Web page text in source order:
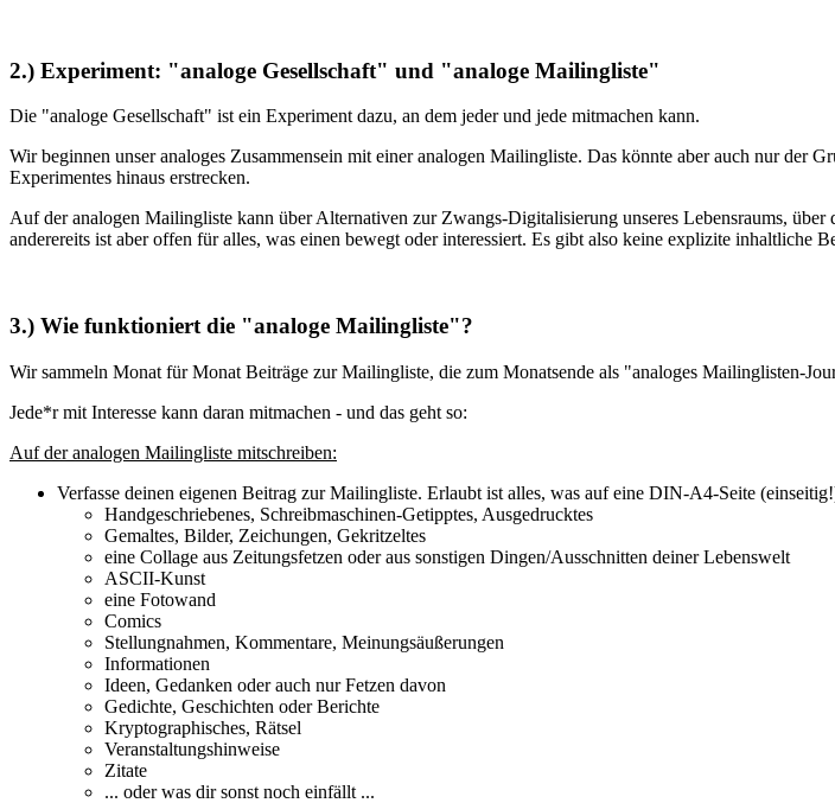
2.) Experiment: "analoge Gesellschaft" und "analoge Mailingliste"
Die "analoge Gesellschaft" ist ein Experiment dazu, an dem jeder und jede mitmachen kann.
Wir beginnen unser analoges Zusammensein mit einer analogen Mailingliste. Das könnte aber auch nur der
Experimentes hinaus erstrecken.
Auf der analogen Mailingliste kann über Alternativen zur Zwangs-Digitalisierung unseres Lebensraums,
anderereits ist aber offen für alles, was einen bewegt oder interessiert. Es gibt also keine explizite inhaltliche
3.) Wie funktioniert die "analoge Mailingliste"?
Wir sammeln Monat für Monat Beiträge zur Mailingliste, die zum Monatsende als "analoges Mailinglisten-
Jede*r mit Interesse kann daran mitmachen - und das geht so:
Auf der analogen Mailingliste mitschreiben:
Verfasse deinen eigenen Beitrag zur Mailingliste. Erlaubt ist alles, was auf eine DIN-A4-Seite
Handgeschriebenes, Schreibmaschinen-Getipptes, Ausgedrucktes
Gemaltes, Bilder, Zeichungen, Gekritzeltes
eine Collage aus Zeitungsfetzen oder aus sonstigen Dingen/Ausschnitten deiner Lebenswelt
ASCII-Kunst
eine Fotowand
Comics
Stellungnahmen, Kommentare, Meinungsäußerungen
Informationen
Ideen, Gedanken oder auch nur Fetzen davon
Gedichte, Geschichten oder Berichte
Kryptographisches, Rätsel
Veranstaltungshinweise
Zitate
... oder was dir sonst noch einfällt ...